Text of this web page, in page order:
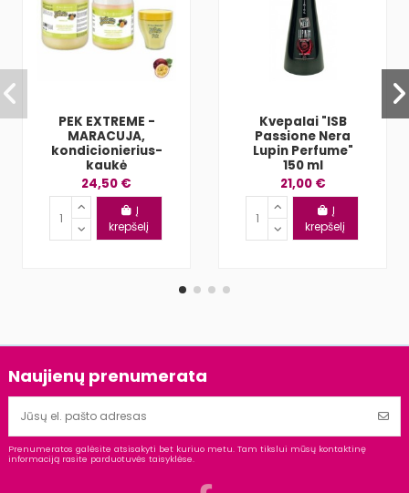
PEK EXTREME -
MARACUJA,
kondicionierius-
kaukė
24,50 €
Į
krepšelį
Kvepalai "ISB
Passione Nera
Lupin Perfume"
150 ml
21,00 €
Į
krepšelį
Naujienų prenumerata
Prenumeratos galėsite atsisakyti bet kuriuo metu. Tam tikslui mūsų kontaktinę
informaciją rasite parduotuvės taisyklėse.